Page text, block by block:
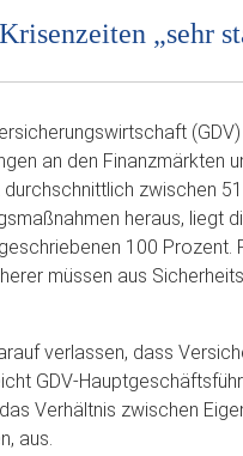
„sehr
an den Finanzmärkten
zwischen
heraus, liegt
100 Prozent.
müssen aus
verlassen, dass
GDV-
Verhältnis zwischen
aus.